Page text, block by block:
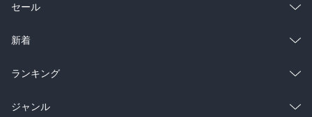
総合
ラノベ
雑誌・グラビア
BL・TL
セール
総合
ラノベ
雑誌・グラビア
新着
総合
ラノベ
ランキング
総合
ジャンル